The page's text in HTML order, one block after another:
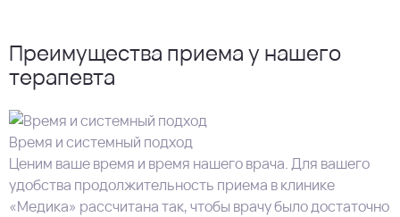
Преимущества приема у нашего
терапевта
Время и системный подход
Ценим ваше время и время нашего врача. Для вашего
удобства продолжительность приема в клинике
«Медика» рассчитана так, чтобы врачу было достаточно